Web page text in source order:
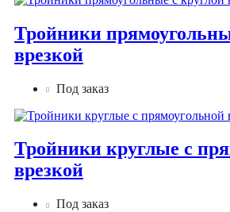
Тройники
врезкой
Под заказ
Тройники круглые с
врезкой
Под заказ